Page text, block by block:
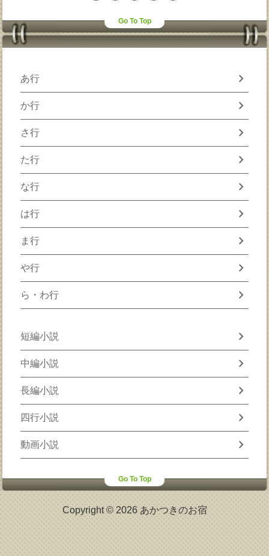
Go To Top
あ行 chevron_right
か行 chevron_right
さ行 chevron_right
た行 chevron_right
な行 chevron_right
は行 chevron_right
ま行 chevron_right
や行 chevron_right
ら・わ行 chevron_right
短編小説 chevron_right
中編小説 chevron_right
長編小説 chevron_right
四行小説 chevron_right
動画小説 chevron_right
Go To Top
Copyright © 2026 あかつきのお宿